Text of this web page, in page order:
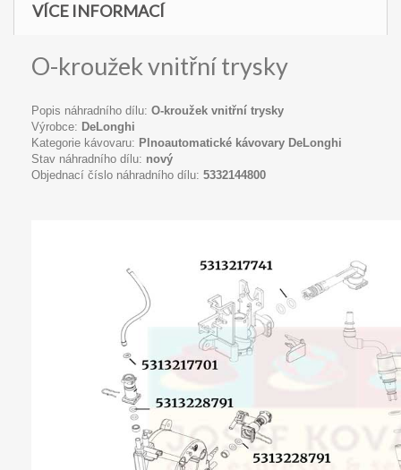
VÍCE INFORMACÍ
O-kroužek vnitřní trysky
Popis náhradního dílu: O-kroužek vnitřní trysky
Výrobce: DeLonghi
Kategorie kávovaru: Plnoautomatické kávovary DeLonghi
Stav náhradního dílu: nový
Objednací číslo náhradního dílu: 5332144800